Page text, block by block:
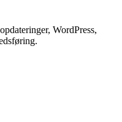
WordPress,